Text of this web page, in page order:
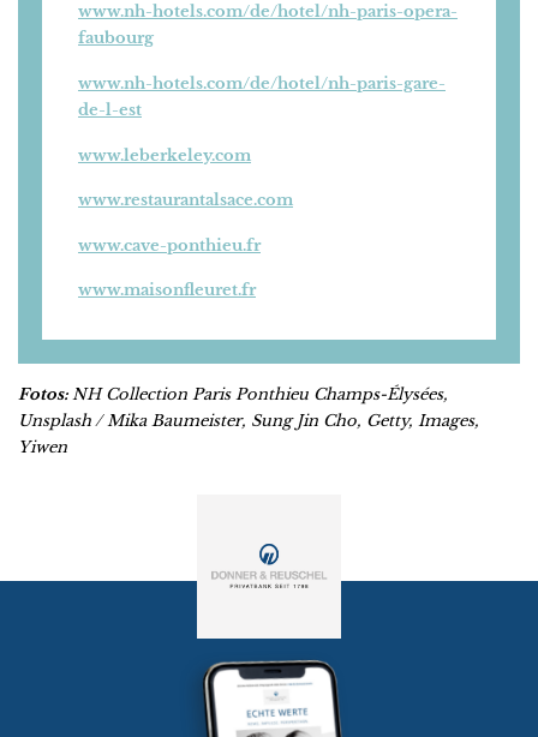
www.nh-hotels.com/de/hotel/nh-paris-opera-
faubourg
www.nh-hotels.com/de/hotel/nh-paris-gare-
de-l-est
www.leberkeley.com
www.restaurantalsace.com
www.cave-ponthieu.fr
www.maisonfleuret.fr
Fotos:NH Collection Paris Ponthieu Champs-Élysées,
Unsplash / Mika Baumeister, Sung Jin Cho, Getty, Images,
Yiwen